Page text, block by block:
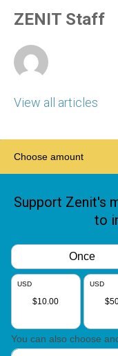
p
p
g
e
o
k
ZENIT Staff
View all articles